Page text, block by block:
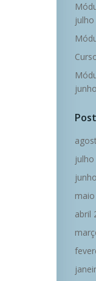
julho
junho
abril